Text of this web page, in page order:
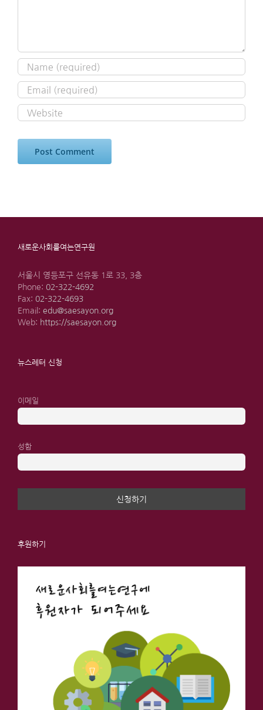
새로운사회를여는연구원
서울시 영등포구 선유동 1로 33, 3층
Phone: 02-322-4692
Fax: 02-322-4693
Email: edu@saesayon.org
Web: https://saesayon.org
뉴스레터 신청
이메일
성함
후원하기